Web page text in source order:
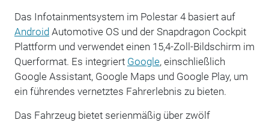
Das Infotainmentsystem im Polestar 4 basiert auf
AndroidAutomotive OS und der Snapdragon Cockpit
Plattform und verwendet einen 15,4-Zoll-Bildschirm im
Querformat. Es integriert Google, einschließlich
Google Assistant, Google Maps und Google Play, um
ein führendes vernetztes Fahrerlebnis zu bieten.
Das Fahrzeug bietet serienmäßig über zwölf